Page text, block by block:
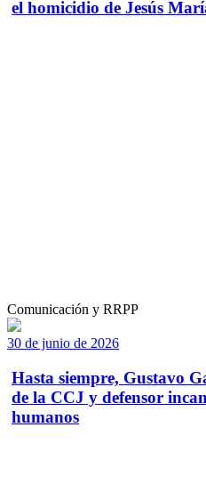
el homicidio de Jesús
Comunicación y RRPP
30 de junio de 2026
Hasta siempre, Gustavo
de la CCJ y defensor
humanos